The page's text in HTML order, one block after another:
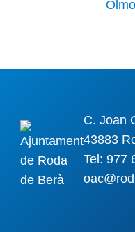
C. Joan
43883
Tel: 977